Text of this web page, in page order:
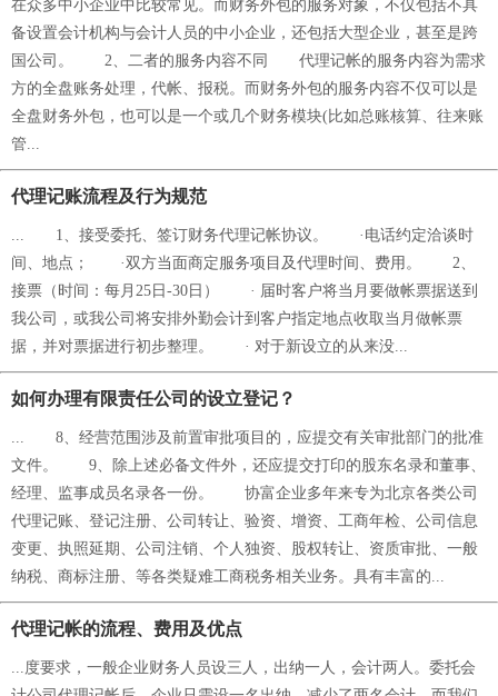
在众多中小企业中比较常见。而财务外包的服务对象，不仅包括不具
备设置会计机构与会计人员的中小企业，还包括大型企业，甚至是跨
国公司。 2、二者的服务内容不同 代理记帐的服务内容为需求
方的全盘账务处理，代帐、报税。而财务外包的服务内容不仅可以是
全盘财务外包，也可以是一个或几个财务模块(比如总账核算、往来账
管...
代理记账流程及行为规范
... 1、接受委托、签订财务代理记帐协议。 ·电话约定洽谈时
间、地点； ·双方当面商定服务项目及代理时间、费用。 2、
接票（时间：每月25日-30日） · 届时客户将当月要做帐票据送到
我公司，或我公司将安排外勤会计到客户指定地点收取当月做帐票
据，并对票据进行初步整理。 · 对于新设立的从来没...
如何办理有限责任公司的设立登记？
... 8、经营范围涉及前置审批项目的，应提交有关审批部门的批准
文件。 9、除上述必备文件外，还应提交打印的股东名录和董事、
经理、监事成员名录各一份。 协富企业多年来专为北京各类公司
代理记账、登记注册、公司转让、验资、增资、工商年检、公司信息
变更、执照延期、公司注销、个人独资、股权转让、资质审批、一般
纳税、商标注册、等各类疑难工商税务相关业务。具有丰富的...
代理记帐的流程、费用及优点
...度要求，一般企业财务人员设三人，出纳一人，会计两人。委托会